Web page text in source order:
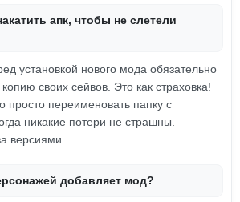
апк, чтобы не слетели
установкой нового мода обязательно
своих сейвов. Это как страховка!
просто переименовать папку с
никакие потери не страшны.
версиями.
добавляет мод?